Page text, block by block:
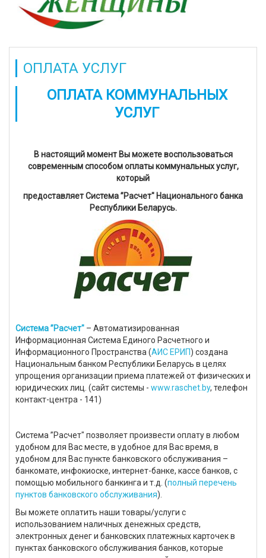
ОПЛАТА УСЛУГ
ОПЛАТА КОММУНАЛЬНЫХ
УСЛУГ
В настоящий момент Вы можете воспользоваться
современным способом оплаты коммунальных услуг,
который
предоставляет Система ”Расчет" Национального банка
Республики Беларусь.
Система ”Расчет" – Автоматизированная
Информационная Система Единого Расчетного и
Информационного Пространства (АИС ЕРИП) создана
Национальным банком Республики Беларусь в целях
упрощения организации приема платежей от физических и
юридических лиц. (сайт системы - www.raschet.by, телефон
контакт-центра - 141)
Система ”Расчет" позволяет произвести оплату в любом
удобном для Вас месте, в удобное для Вас время, в
удобном для Вас пункте банковского обслуживания –
банкомате, инфокиоске, интернет-банке, кассе банков, с
помощью мобильного банкинга и т.д. (полный перечень
пунктов банковского обслуживания).
Вы можете оплатить наши товары/услуги с
использованием наличных денежных средств,
электронных денег и банковских платежных карточек в
пунктах банковского обслуживания банков, которые